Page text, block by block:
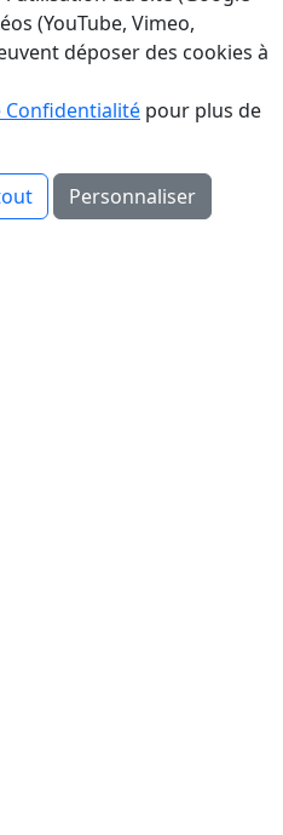
(YouTube, Vimeo,
déposer des cookies à
Confidentialité pour plus de
Personnaliser